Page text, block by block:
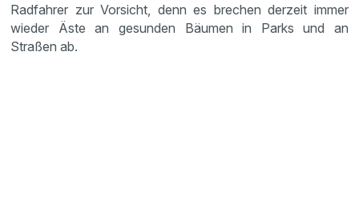
Radfahrer zur Vorsicht, denn es brechen derzeit immer
wieder Äste an gesunden Bäumen in Parks und an
Straßen ab.